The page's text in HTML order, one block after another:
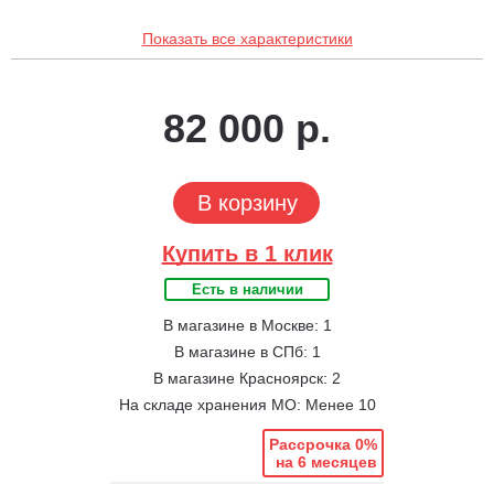
Показать все характеристики
82 000 р.
В корзину
Купить в 1 клик
Есть в наличии
В магазине в Москве: 1
В магазине в СПб: 1
В магазине Красноярск: 2
На складе хранения МО: Менее 10
Рассрочка 0%
на 6 месяцев